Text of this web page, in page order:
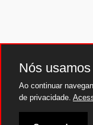
Nós
Ao continuar
de privacidade.